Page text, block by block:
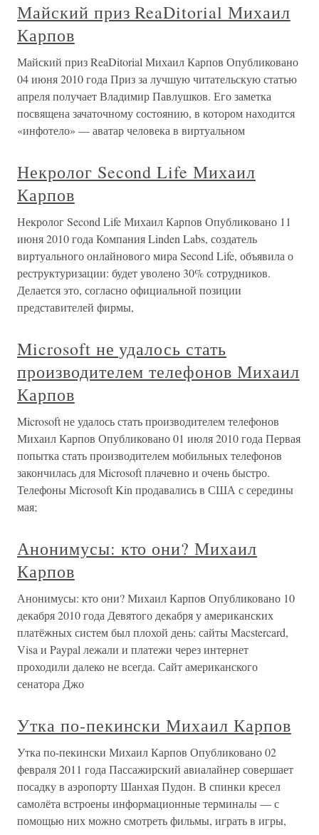
Майский приз ReaDitorial Михаил
Карпов
Майский приз ReaDitorial Михаил Карпов Опубликовано
04 июня 2010 года Приз за лучшую читательскую статью
апреля получает Владимир Павлушков. Его заметка
посвящена зачаточному состоянию, в котором находится
«инфотело» — аватар человека в виртуальном
Некролог Second Life Михаил
Карпов
Некролог Second Life Михаил Карпов Опубликовано 11
июня 2010 года Компания Linden Labs, создатель
виртуального онлайнового мира Second Life, объявила о
реструктуризации: будет уволено 30% сотрудников.
Делается это, согласно официальной позиции
представителей фирмы,
Microsoft не удалось стать
производителем телефонов Михаил
Карпов
Microsoft не удалось стать производителем телефонов
Михаил Карпов Опубликовано 01 июля 2010 года Первая
попытка стать производителем мобильных телефонов
закончилась для Microsoft плачевно и очень быстро.
Телефоны Microsoft Kin продавались в США с середины
мая;
Анонимусы: кто они? Михаил
Карпов
Анонимусы: кто они? Михаил Карпов Опубликовано 10
декабря 2010 года Девятого декабря у американских
платёжных систем был плохой день: сайты Macstercard,
Visa и Paypal лежали и платежи через интернет
проходили далеко не всегда. Сайт американского
сенатора Джо
Утка по-пекински Михаил Карпов
Утка по-пекински Михаил Карпов Опубликовано 02
февраля 2011 года Пассажирский авиалайнер совершает
посадку в аэропорту Шанхая Пудон. В спинки кресел
самолёта встроены информационные терминалы — с
помощью них можно смотреть фильмы, играть в игры,